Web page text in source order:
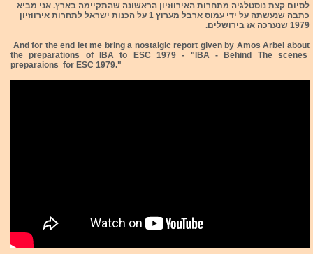
לסיום קצת נוסטלגיה מתחרות האירווזיון הראשונה שהתקיימה בארץ. אני מביא
כתבה שנעשתה על ידי עמוס ארבל מערוץ 1 על הכנות ישראל לתחרות אירווזיון
1979 שנערכה אז בירושלים.
And for the end let me bring a nostalgic report given by Amos Arbel about
the preparations of IBA to ESC 1979 - "IBA - Behind The scenes
preparaions for ESC 1979."